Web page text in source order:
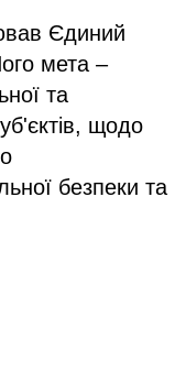
Єдиний
мета –
та
щодо
безпеки та